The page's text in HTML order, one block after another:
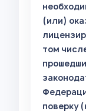
(или)
том
поверку